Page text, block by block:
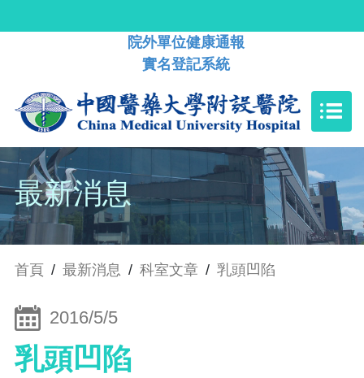
院外單位健康通報
實名登記系統
最新消息
首頁 / 最新消息 / 科室文章 / 乳頭凹陷
2016/5/5
乳頭凹陷